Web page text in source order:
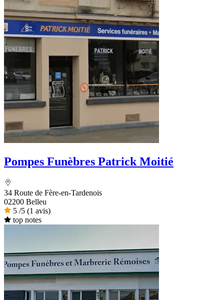
Pompes Funèbres Patrick Moitié
34 Route de Fère-en-Tardenois
02200 Belleu
5 /5 (1 avis)
top notes